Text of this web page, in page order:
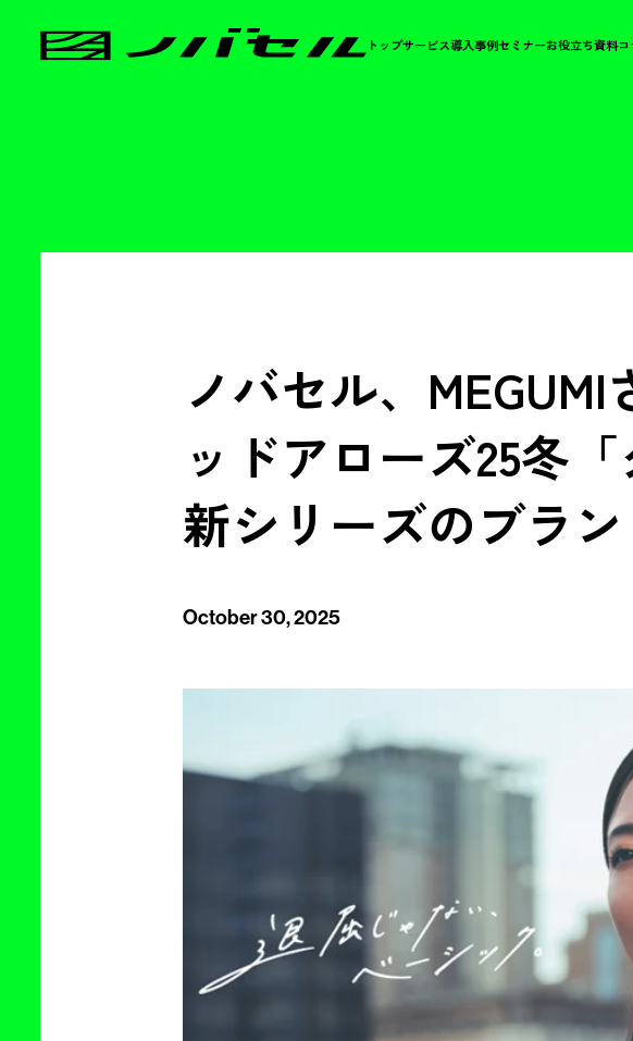
トップサービス導入事例セミナーお役立ち資料コ
ノバセル、
ッドアローズ25冬
新シリーズのブラ
October 30, 2025